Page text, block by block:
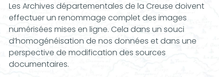
Les Archives départementales de la Creuse doivent
effectuer un renommage complet des images
numérisées mises en ligne. Cela dans un souci
d’homogénéisation de nos données et dans une
perspective de modification des sources
documentaires.